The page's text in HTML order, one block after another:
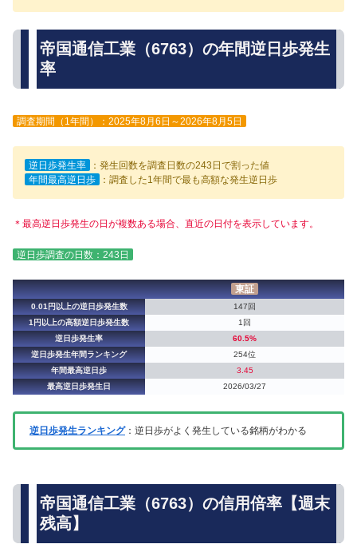
帝国通信工業（6763）の年間逆日歩発生
率
調査期間（1年間）：2025年8月6日～2026年8月5日
逆日歩発生率
：発生回数を調査日数の243日で割った値
年間最高逆日歩
：調査した1年間で最も高額な発生逆日歩
＊最高逆日歩発生の日が複数ある場合、直近の日付を表示しています。
逆日歩調査の日数：243日
東証
0.01円以上の逆日歩発生数
147回
1円以上の高額逆日歩発生数
1回
逆日歩発生率
60.5%
逆日歩発生年間ランキング
254位
年間最高逆日歩
3.45
最高逆日歩発生日
2026/03/27
逆日歩発生ランキング：逆日歩がよく発生している銘柄がわかる
帝国通信工業（6763）の信用倍率【週末
残高】